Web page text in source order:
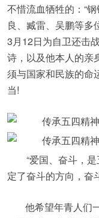
不惜流血牺牲的：“
良、臧雷、吴鹏等多
3月12日为自卫还击
诗，以及他本人的亲
须与国家和民族的命
当!
“爱国、奋斗，是
定了奋斗的方向，奋
他希望年青人们